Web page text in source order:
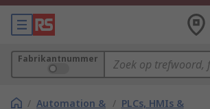
Fabrikantnummer
/ Automation & / PLCs, HMIs &